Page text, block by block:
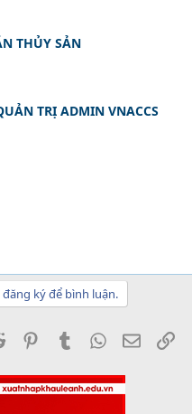
THỦY SẢN
TRỊ ADMIN VNACCS
ký để bình luận.
Reddit PinterestTumblrWhatsApp
Email